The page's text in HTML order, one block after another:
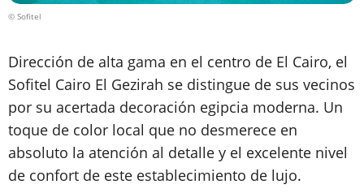
© Sofitel
Dirección de alta gama en el centro de El Cairo, el
Sofitel Cairo El Gezirah se distingue de sus vecinos
por su acertada decoración egipcia moderna. Un
toque de color local que no desmerece en
absoluto la atención al detalle y el excelente nivel
de confort de este establecimiento de lujo.